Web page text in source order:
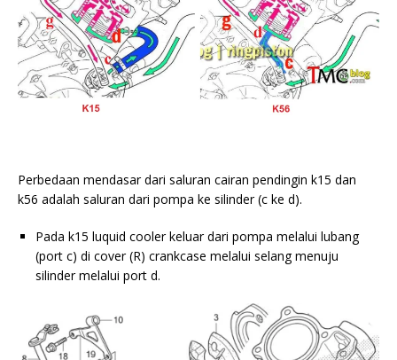
Perbedaan mendasar dari saluran cairan pendingin k15 dan
k56 adalah saluran dari pompa ke silinder (c ke d).
Pada k15 luquid cooler keluar dari pompa melalui lubang
(port c) di cover (R) crankcase melalui selang menuju
silinder melalui port d.